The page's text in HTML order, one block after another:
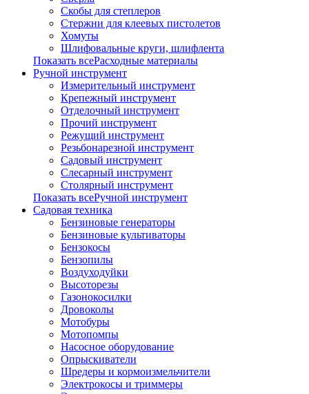
Скобы для степлеров
Стержни для клеевых пистолетов
Хомуты
Шлифовальные круги, шлифлента
Показать всеРасходные материалы
Ручной инструмент
Измерительный инструмент
Крепежный инструмент
Отделочный инструмент
Прочий инструмент
Режущий инструмент
Резьбонарезной инструмент
Садовый инструмент
Слесарный инструмент
Столярный инструмент
Показать всеРучной инструмент
Садовая техника
Бензиновые генераторы
Бензиновые культиваторы
Бензокосы
Бензопилы
Воздуходуйки
Высоторезы
Газонокосилки
Дровоколы
Мотобуры
Мотопомпы
Насосное оборудование
Опрыскиватели
Шредеры и кормоизмельчители
Электрокосы и триммеры